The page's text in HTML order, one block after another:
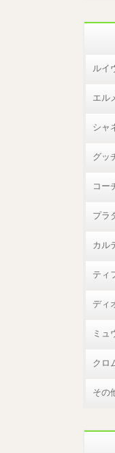
ルイ
エル
シャ
グッ
コー
プラ
カル
ティ
ディ
ミュ
クロ
その